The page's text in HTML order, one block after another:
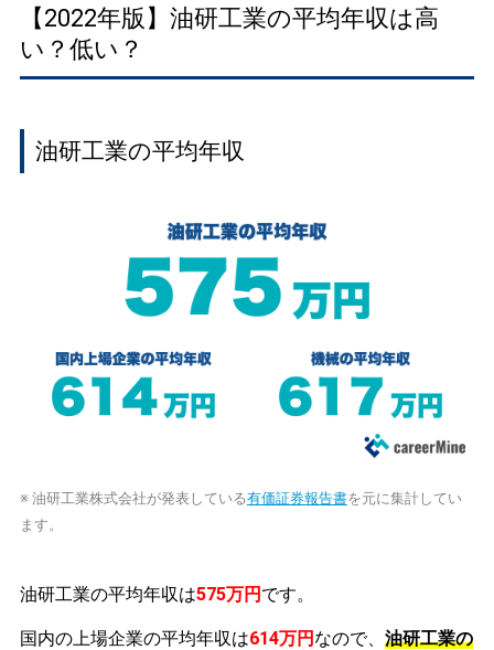
【2022年版】油研工業の平均年収は高
い？低い？
油研工業の平均年収
※ 油研工業株式会社が発表している有価証券報告書を元に集計してい
ます。
油研工業の平均年収は575万円 です。
国内の上場企業の平均年収は614万円 なので、 油研工業の